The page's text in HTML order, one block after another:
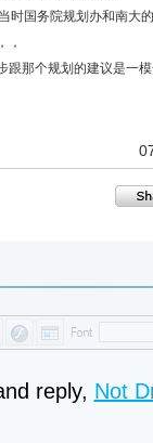
时国务院规划办和南大
，
跟那个规划的建议是一模
reply, Not